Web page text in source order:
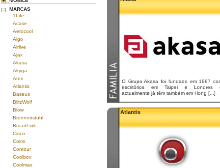
MARCAS
1Life
Acase
Aerocool
Aigo
Airlive
Ajax
Akasa
Akyga
Aten
Atlantis
Baseus
BlitzWolf
Blow
Brennenstuhl
BroadLink
Cisco
Colmi
Contour
Coolbox
Coolmax
O Grupo Akasa foi fundado em 1997
escritórios em Taipei e Londres
actualmente já têm também em Hong [...]
Atlantis